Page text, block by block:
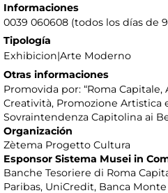
Informaciones
0039 060608 (todos los días de
Tipología
Exhibicion|Arte Moderno
Otras informaciones
Promovida por: “Roma Capitale,
Creatività, Promozione Artistica
Sovraintendenza Capitolina ai
Organización
Zètema Progetto Cultura
Esponsor Sistema Musei in
Banche Tesoriere di Roma
Paribas, UniCredit, Banca